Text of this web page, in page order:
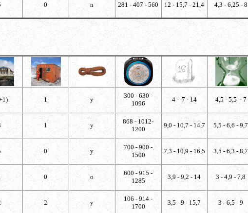
0 n 281 - 407 - 560 12 - 15,7 - 21,4 4,3 - 6,25 - 8
1 y
300 - 630 -
1096
4 - 7 - 14 4,5 - 5,5 - 7
1 y
868 - 1012-
1200
9,0 - 10,7 - 14,7 5,5 - 6,6 - 9,7
0 y
700 - 900 -
1500
7,3 - 10,9 - 16,5 3,5 - 6,3 - 8,7
0 o
600 - 915 -
1285
3,9 - 9,2 - 14 3 - 4,9 - 7,8
2 y
106 - 914 -
1700
3,5 - 9 - 15,7 3 - 6,5 - 9